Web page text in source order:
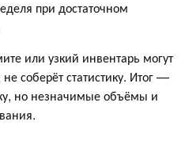
при достаточном
или узкий инвентарь могут
соберёт статистику. Итог —
но незначимые объёмы и